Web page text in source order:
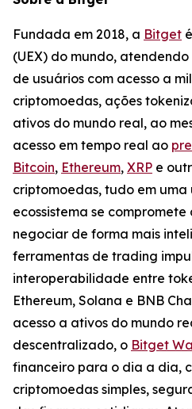
Fundada em 2018, a Bitget
(UEX) do mundo,
de usuários com acesso a
criptomoedas, ações
ativos do mundo real, ao
acesso em tempo real ao
Bitcoin, Ethereum, XRP e
criptomoedas, tudo em
ecossistema se
negociar de forma mais
ferramentas de trading
interoperabilidade entre
Ethereum, Solana e BNB
acesso a ativos do mundo
descentralizado, o Bitget
financeiro para o dia a dia,
criptomoedas simples,